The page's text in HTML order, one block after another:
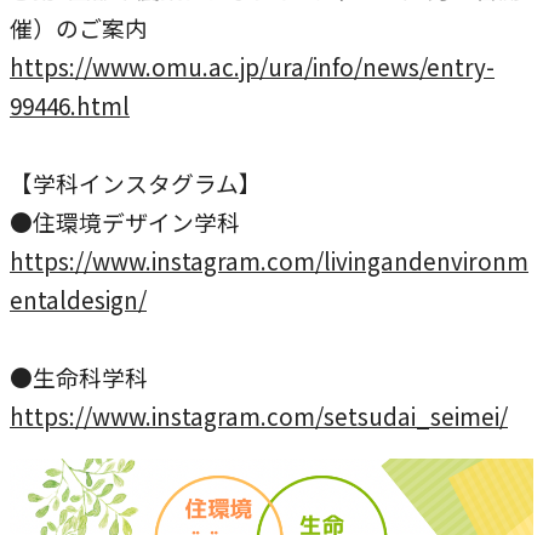
催）のご案内
https://www.omu.ac.jp/ura/info/news/entry-
99446.html
【学科インスタグラム】
●住環境デザイン学科
https://www.instagram.com/livingandenvironm
entaldesign/
●生命科学科
https://www.instagram.com/setsudai_seimei/